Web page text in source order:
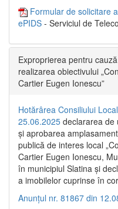
Formular de solicitare
ePIDS - Serviciul de
Exproprierea pentru
realizarea obiectivului
Cartier Eugen Ionescu”
Hotărârea Consiliului
25.06.2025 declararea de
și aprobarea
publică de interes local
Cartier Eugen Ionescu,
în municipiul Slatina și
a imobilelor cuprinse în
Anunțul nr. 81867 din